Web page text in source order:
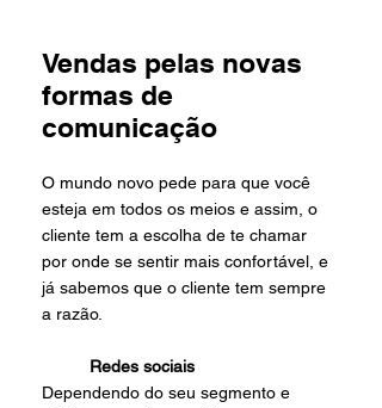
Vendas pelas novas
formas de
comunicação
O mundo novo pede para que você
esteja em todos os meios e assim, o
cliente tem a escolha de te chamar
por onde se sentir mais confortável, e
já sabemos que o cliente tem sempre
a razão.
Redes sociais
Dependendo do seu segmento e